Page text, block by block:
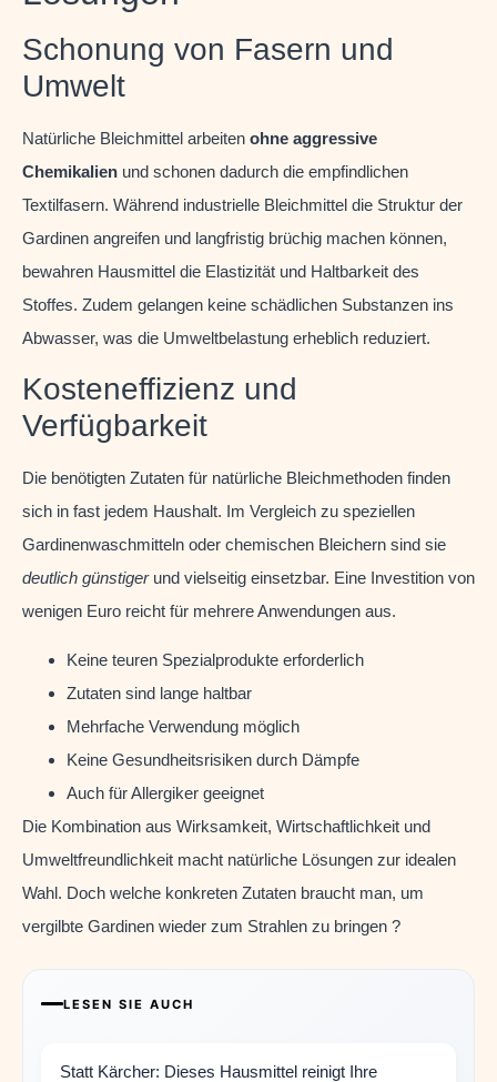
Schonung von Fasern und
Umwelt
Natürliche Bleichmittel arbeiten ohne aggressive
Chemikalien und schonen dadurch die empfindlichen
Textilfasern. Während industrielle Bleichmittel die Struktur der
Gardinen angreifen und langfristig brüchig machen können,
bewahren Hausmittel die Elastizität und Haltbarkeit des
Stoffes. Zudem gelangen keine schädlichen Substanzen ins
Abwasser, was die Umweltbelastung erheblich reduziert.
Kosteneffizienz und
Verfügbarkeit
Die benötigten Zutaten für natürliche Bleichmethoden finden
sich in fast jedem Haushalt. Im Vergleich zu speziellen
Gardinenwaschmitteln oder chemischen Bleichern sind sie
deutlich günstigerund vielseitig einsetzbar. Eine Investition von
wenigen Euro reicht für mehrere Anwendungen aus.
Keine teuren Spezialprodukte erforderlich
Zutaten sind lange haltbar
Mehrfache Verwendung möglich
Keine Gesundheitsrisiken durch Dämpfe
Auch für Allergiker geeignet
Die Kombination aus Wirksamkeit, Wirtschaftlichkeit und
Umweltfreundlichkeit macht natürliche Lösungen zur idealen
Wahl. Doch welche konkreten Zutaten braucht man, um
vergilbte Gardinen wieder zum Strahlen zu bringen ?
LESEN SIE AUCH
Statt Kärcher: Dieses Hausmittel reinigt Ihre